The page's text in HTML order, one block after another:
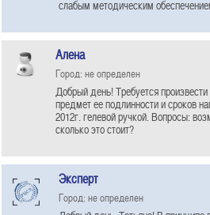
слабым методическим
Алена
Город: не определен
Добрый день! Требуется
предмет ее подлинности и сроков
2012г. гелевой ручкой. Вопросы:
сколько это стоит?
Эксперт
Город: не определен